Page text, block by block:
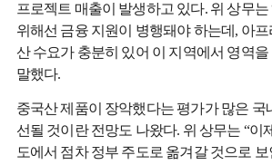
프로젝트 매출이 발생하고 있다. 위 상무
위해선 금융 지원이 병행돼야 하는데, 아
산 수요가 충분히 있어 이 지역에서 영역을
말했다.
중국산 제품이 장악했다는 평가가 많은 국
선될 것이란 전망도 나왔다. 위 상무는 “이
도에서 점차 정부 주도로 옮겨갈 것으로 보